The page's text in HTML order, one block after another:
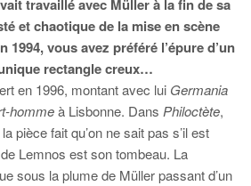
travaillé avec Müller à la fin de sa
et chaotique de la mise en scène
1994, vous avez préféré l’épure d’un
rectangle creux…
en 1996, montant avec lui Germania
hommeà Lisbonne. Dans Philoctète,
pièce fait qu’on ne sait pas s’il est
Lemnos est son tombeau. La
sous la plume de Müller passant d’un